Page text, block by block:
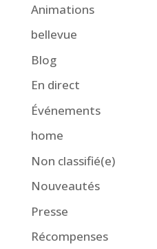
Animations
bellevue
Blog
En direct
Événements
home
Non classifié(e)
Nouveautés
Presse
Récompenses